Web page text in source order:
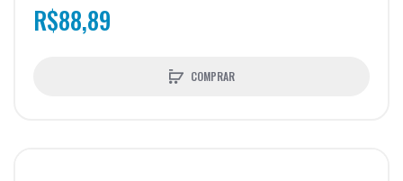
R$88,89
COMPRAR